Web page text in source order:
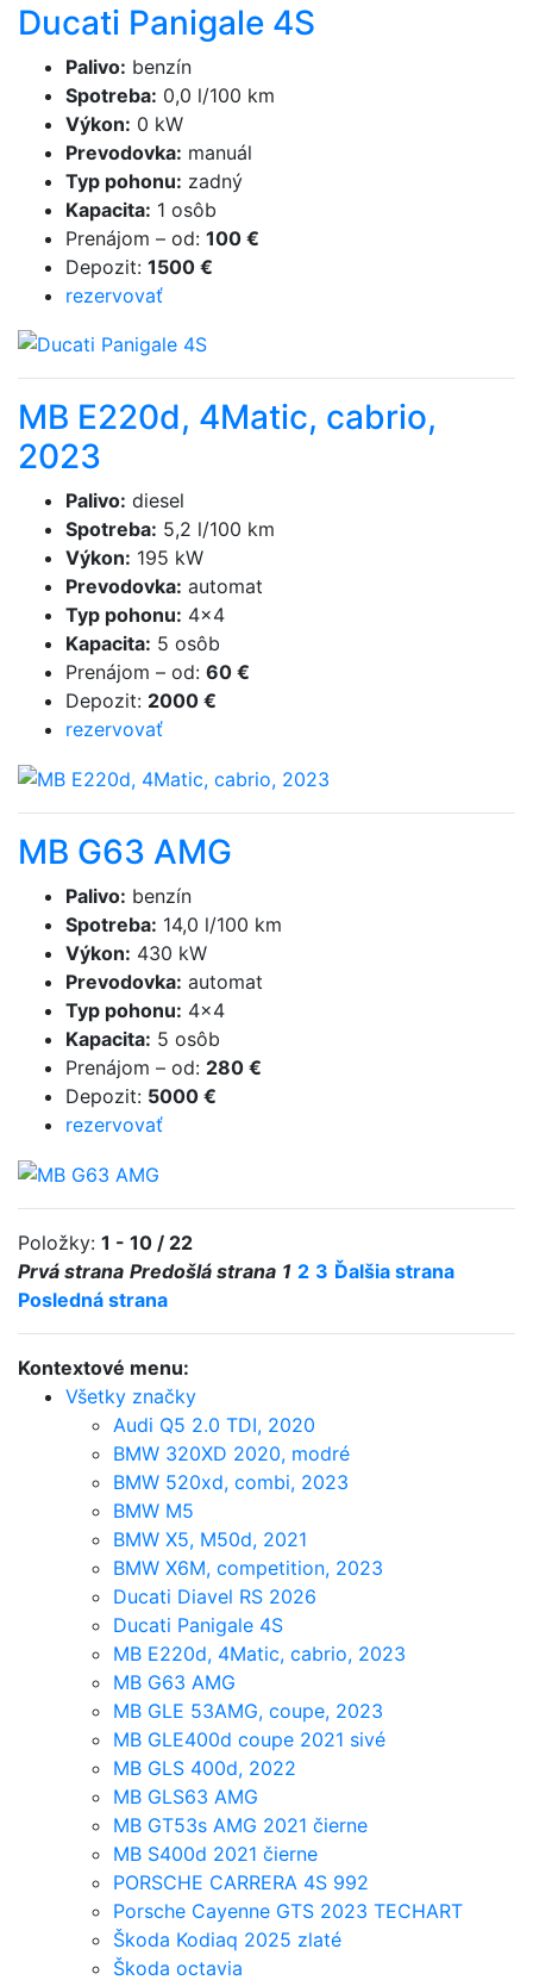
Ducati Panigale 4S
Palivo: benzín
Spotreba: 0,0 l/100 km
Výkon: 0 kW
Prevodovka: manuál
Typ pohonu: zadný
Kapacita: 1 osôb
Prenájom – od: 100 €
Depozit: 1500 €
rezervovať
MB E220d, 4Matic, cabrio,
2023
Palivo: diesel
Spotreba: 5,2 l/100 km
Výkon: 195 kW
Prevodovka: automat
Typ pohonu: 4×4
Kapacita: 5 osôb
Prenájom – od: 60 €
Depozit: 2000 €
rezervovať
MB G63 AMG
Palivo: benzín
Spotreba: 14,0 l/100 km
Výkon: 430 kW
Prevodovka: automat
Typ pohonu: 4×4
Kapacita: 5 osôb
Prenájom – od: 280 €
Depozit: 5000 €
rezervovať
Položky: 1 - 10 / 22
Prvá strana Predošlá strana 1 2 3 Ďalšia strana
Posledná strana
Kontextové menu:
Všetky značky
Audi Q5 2.0 TDI, 2020
BMW 320XD 2020, modré
BMW 520xd, combi, 2023
BMW M5
BMW X5, M50d, 2021
BMW X6M, competition, 2023
Ducati Diavel RS 2026
Ducati Panigale 4S
MB E220d, 4Matic, cabrio, 2023
MB G63 AMG
MB GLE 53AMG, coupe, 2023
MB GLE400d coupe 2021 sivé
MB GLS 400d, 2022
MB GLS63 AMG
MB GT53s AMG 2021 čierne
MB S400d 2021 čierne
PORSCHE CARRERA 4S 992
Porsche Cayenne GTS 2023 TECHART
Škoda Kodiaq 2025 zlaté
Škoda octavia